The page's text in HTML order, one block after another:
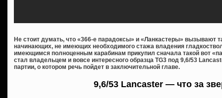
Не стоит думать, что «366-е парадоксы» и «Ланкастеры» вызывают
начинающих, не имеющих необходимого стажа владения
имеющимся полноценным карабинам прикупил сначала такой вот
стал владельцем и вовсе интересного образца TG3 под 9,6/53
партии, о котором речь пойдет в заключительной главе.
9,6/53 Lancaster — что за